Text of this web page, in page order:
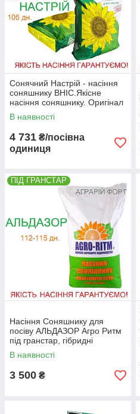
Сонячний Настрій - насіння
соняшнику ВНІС.Якісне
насіння соняшнику. Оригінал
В наявності
4 731 ₴/посівна
одиниця
ПІД ГРАНСТАР
Насіння Соняшнику для
посіву АЛЬДАЗОР Агро Ритм
під гранстар, гібридні
середньоранні
В наявності
3 500 ₴